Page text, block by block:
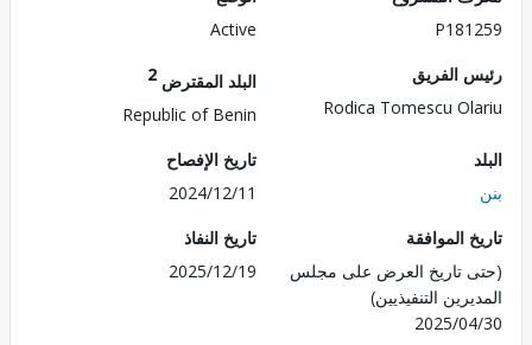
الفريق
Rodica Tomescu
البلد المقترض
Republic of Benin
تاريخ الإفصاح
2024/12/11
الموافقة
تاريخ العرض على مجلس
التنفيذيين)
2025/
تاريخ النفاذ
2025/12/19